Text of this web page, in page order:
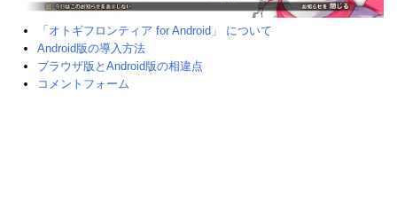
「オトギフロンティア for Android」 について
Android版の導入方法
ブラウザ版とAndroid版の相違点
コメントフォーム